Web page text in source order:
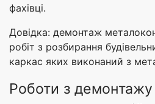
фахівці.
Довідка: демонтаж
робіт з розбирання
каркас яких виконаний з
Роботи з демонтажу